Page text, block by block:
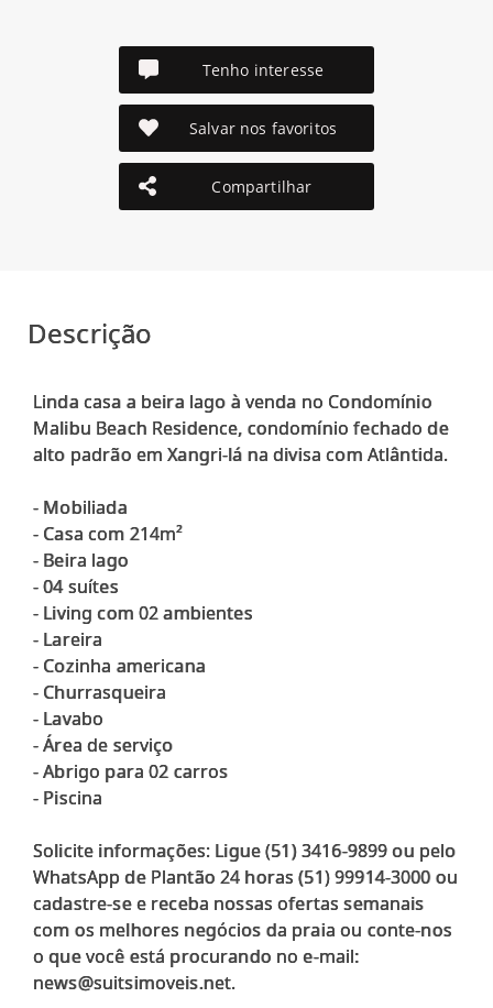
Tenho interesse
Salvar nos favoritos
Compartilhar
Descrição
Linda casa a beira lago à venda no Condomínio
Malibu Beach Residence, condomínio fechado de
alto padrão em Xangri-lá na divisa com Atlântida.
- Mobiliada
- Casa com 214m²
- Beira lago
- 04 suítes
- Living com 02 ambientes
- Lareira
- Cozinha americana
- Churrasqueira
- Lavabo
- Área de serviço
- Abrigo para 02 carros
- Piscina
Solicite informações: Ligue (51) 3416-9899 ou pelo
WhatsApp de Plantão 24 horas (51) 99914-3000 ou
cadastre-se e receba nossas ofertas semanais
com os melhores negócios da praia ou conte-nos
o que você está procurando no e-mail: